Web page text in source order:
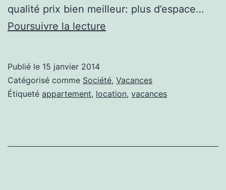
qualité prix bien meilleur: plus d’espace…
Poursuivre la lecture
durée
d’appartements:
moyen
Publié le 15 janvier 2014
Catégorisé comme Société, Vacances
Étiqueté appartement, location, vacances